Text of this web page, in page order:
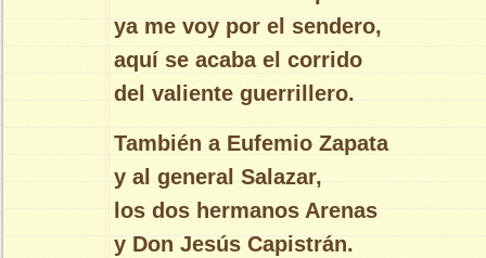
ya me voy por el sendero,
aquí se acaba el corrido
del valiente guerrillero.
También a Eufemio Zapata
y al general Salazar,
los dos hermanos Arenas
y Don Jesús Capistrán.